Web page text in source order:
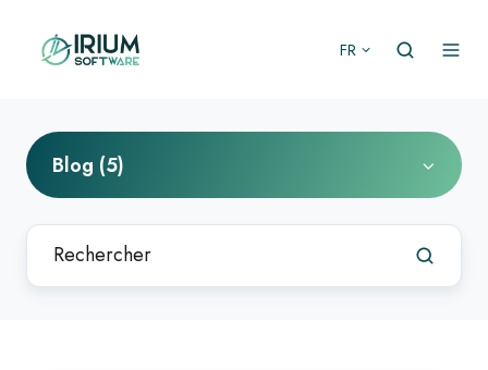
FR
Blog (5)